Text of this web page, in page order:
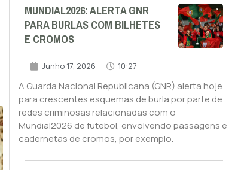
MUNDIAL2026: ALERTA GNR
PARA BURLAS COM BILHETES
E CROMOS
Junho 17, 2026 10:27
A Guarda Nacional Republicana (GNR) alerta hoje
para crescentes esquemas de burla por parte de
redes criminosas relacionadas com o
Mundial2026 de futebol, envolvendo passagens e
cadernetas de cromos, por exemplo.